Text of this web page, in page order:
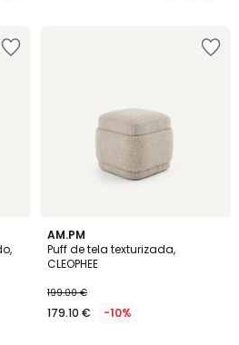
AM.PM
Puff de tela texturizada,
CLEOPHEE
199.00 €
179.10 € -10%